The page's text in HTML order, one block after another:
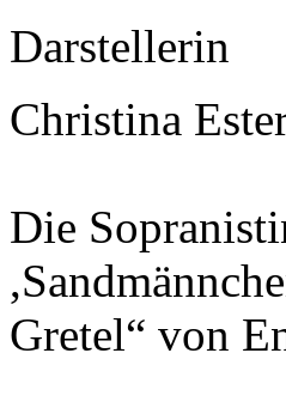
Darstellerin
Christina
Die
Gretel“ von